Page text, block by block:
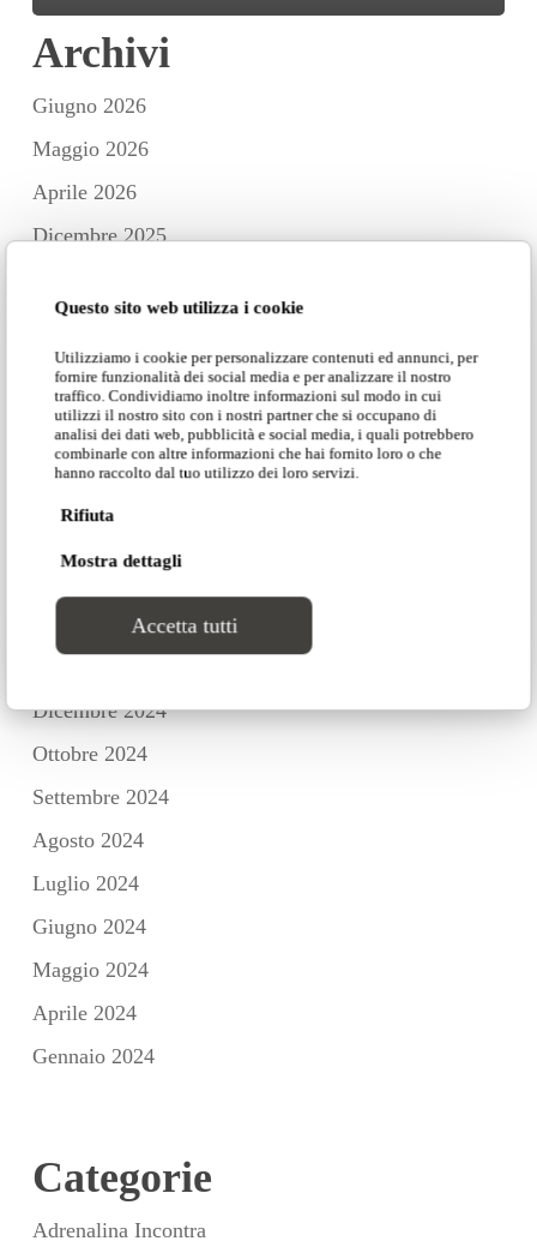
Questo sito web utilizza i cookie
Utilizziamo i cookie per personalizzare contenuti ed annunci, per
fornire funzionalità dei social media e per analizzare il nostro
traffico. Condividiamo inoltre informazioni sul modo in cui
utilizzi il nostro sito con i nostri partner che si occupano di
analisi dei dati web, pubblicità e social media, i quali potrebbero
combinarle con altre informazioni che hai fornito loro o che
hanno raccolto dal tuo utilizzo dei loro servizi.
Rifiuta
Mostra dettagli
Accetta tutti
Archivi
Giugno 2026
Maggio 2026
Aprile 2026
Dicembre 2025
Ottobre 2025
Settembre 2025
Luglio 2025
Giugno 2025
Febbraio 2025
Dicembre 2024
Ottobre 2024
Settembre 2024
Agosto 2024
Luglio 2024
Giugno 2024
Maggio 2024
Aprile 2024
Gennaio 2024
Categorie
Adrenalina Incontra